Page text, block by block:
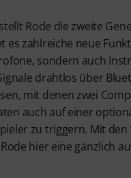
Rode die zweite
es zahlreiche neue
sondern auch
drahtlos über
mit denen zwei
auch auf einer
zu triggern. Mit
hier eine gänzlich